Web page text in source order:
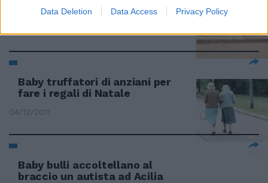
Data Deletion Data Access Privacy Policy
cavalcavia
Baby truffatori di anziani per
fare i regali di Natale
04/12/2011
Baby bulli accoltellano al
braccio un autista ad Acilia